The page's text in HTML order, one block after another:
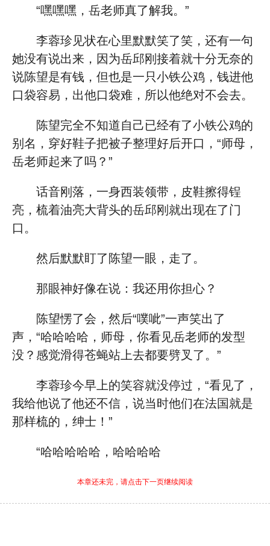
“嘿嘿嘿，岳老师真了解我。”
李蓉珍见状在心里默默笑了笑，还有一句
她没有说出来，因为岳邱刚接着就十分无奈的
说陈望是有钱，但也是一只小铁公鸡，钱进他
口袋容易，出他口袋难，所以他绝对不会去。
陈望完全不知道自己已经有了小铁公鸡的
别名，穿好鞋子把被子整理好后开口，“师母，
岳老师起来了吗？”
话音刚落，一身西装领带，皮鞋擦得锃
亮，梳着油亮大背头的岳邱刚就出现在了门
口。
然后默默盯了陈望一眼，走了。
那眼神好像在说：我还用你担心？
陈望愣了会，然后“噗呲”一声笑出了
声，“哈哈哈哈，师母，你看见岳老师的发型
没？感觉滑得苍蝇站上去都要劈叉了。”
李蓉珍今早上的笑容就没停过，“看见了，
我给他说了他还不信，说当时他们在法国就是
那样梳的，绅士！”
“哈哈哈哈哈，哈哈哈哈
本章还未完，请点击下一页继续阅读